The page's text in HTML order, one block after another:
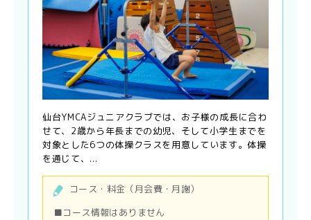
仙台YMCAジュニアクラブでは、お子様の成長に合わ
せて、2歳から年長までの幼児、そして小学生までを
対象とした6つの体操クラスを用意しています。体操
を通じて、...
コース・料金（月会費・月謝）
■コース情報はありません